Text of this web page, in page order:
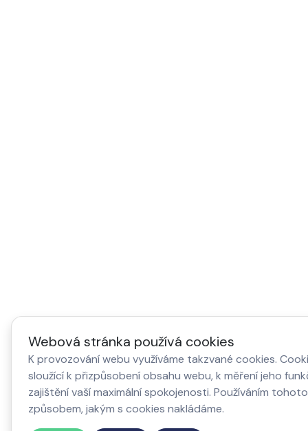
Webová stránka používá cookies
K provozování webu využíváme takzvané cookies.
sloužící k přizpůsobení obsahu webu, k měření jeho
zajištění vaší maximální spokojenosti. Používáním
způsobem, jakým s cookies nakládáme.